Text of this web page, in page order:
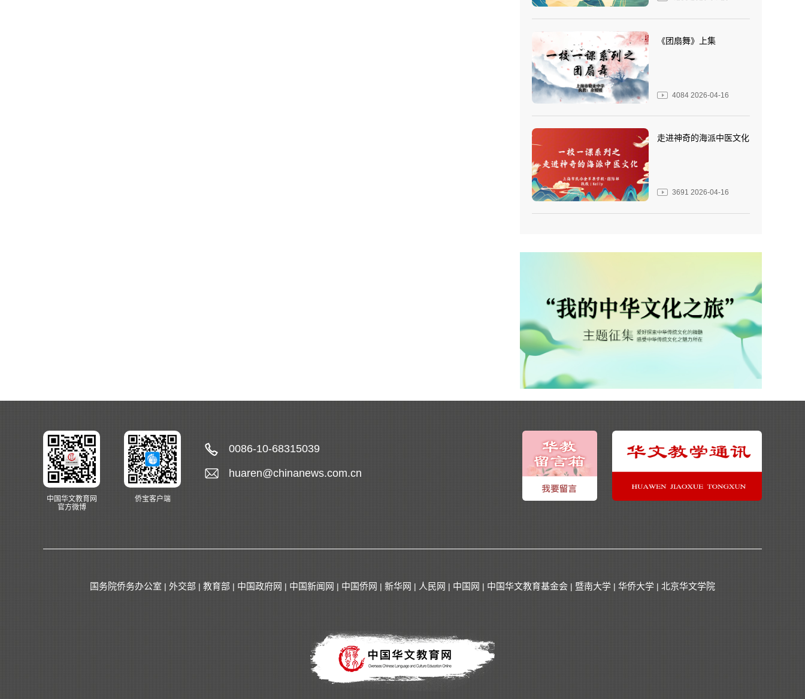
《团扇舞》上集
4084 2026-04-16
走进神奇的海派中医文化
3691 2026-04-16
中国华文教育网
官方微博
侨宝客户端
0086-10-68315039
huaren@chinanews.com.cn
国务院侨务办公室 | 外交部 | 教育部 | 中国政府网 | 中国新闻网 | 中国侨网 | 新华网 | 人民网 | 中国网 | 中国华文教育基金会 | 暨南大学 | 华侨大学 | 北京华文学院